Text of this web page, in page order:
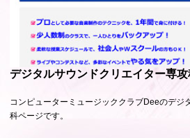
デジタルサウンドクリエイター専
コンピューターミュージッククラブDeeのデジ
科ページです。